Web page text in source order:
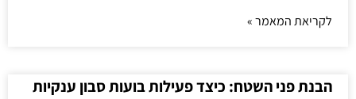
לקריאת המאמר »
הבנת פני השטח: כיצד פעילות בועות סבון ענקיות